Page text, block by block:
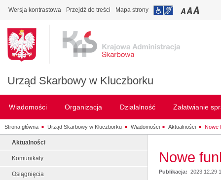
Wersja kontrastowa Przejdź do treści Mapa strony
Urząd Skarbowy w Kluczborku
Wiadomości Organizacja Działalność Załatwianie
Strona główna Urząd Skarbowy w Kluczborku Wiadomości Aktualności Nowe
Aktualności
Komunikaty
Osiągnięcia
Nowe
Publikacja: 2023.12.29